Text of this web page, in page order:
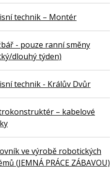
technik – Montér
- pouze ranní směny
dlouhý týden)
technik - Králův Dvůr
– kabelové
ve výrobě robotických
(JEMNÁ PRÁCE ZÁBAVOU)